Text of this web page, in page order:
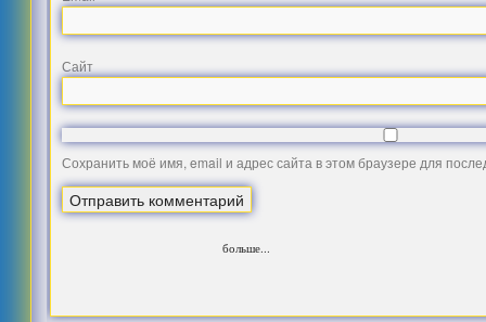
Сайт
Сохранить моё имя, email и адрес сайта в этом браузере для
больше...